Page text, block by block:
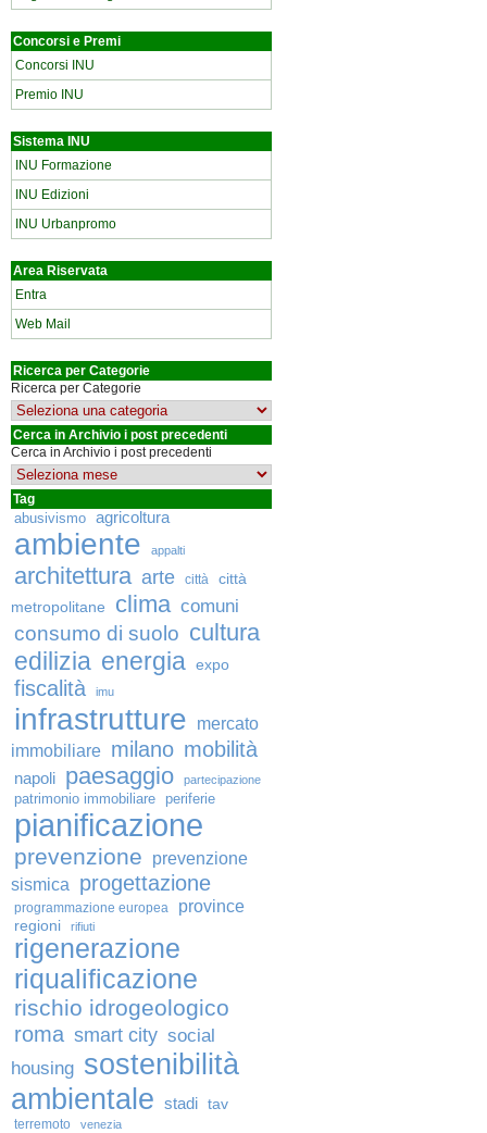
Concorsi e Premi
Concorsi INU
Premio INU
Sistema INU
INU Formazione
INU Edizioni
INU Urbanpromo
Area Riservata
Entra
Web Mail
Ricerca per Categorie
Ricerca per Categorie
Cerca in Archivio i post precedenti
Cerca in Archivio i post precedenti
Tag
abusivismo agricoltura
ambiente appalti
architettura arte città
città
metropolitane
clima comuni
consumo di suolo cultura
edilizia energia expo
fiscalità imu
infrastrutture
mercato
immobiliare milano mobilità
napoli paesaggio partecipazione
patrimonio immobiliare periferie
pianificazione
prevenzione
prevenzione
sismica
progettazione
programmazione europea province
regioni rifiuti
rigenerazione
riqualificazione
rischio idrogeologico
roma smart city social
housing sostenibilità
ambientale stadi tav
terremoto venezia